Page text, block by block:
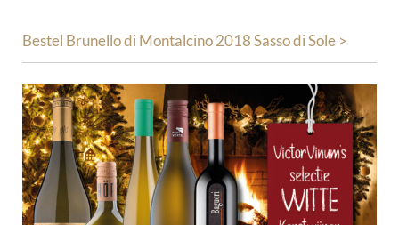
Bestel Brunello di Montalcino 2018 Sasso di Sole >